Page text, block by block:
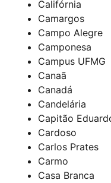
Califórnia
Camargos
Campo Alegre
Camponesa
Campus UFMG
Canaã
Canadá
Candelária
Capitão
Cardoso
Carlos Prates
Carmo
Casa Branca